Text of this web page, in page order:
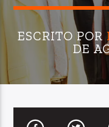
ESCRITO POR
DE